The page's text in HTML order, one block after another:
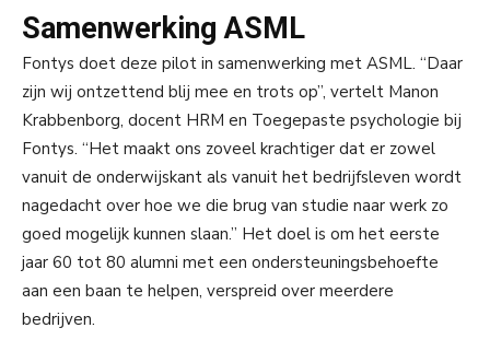
Samenwerking ASML
Fontys doet deze pilot in samenwerking met ASML. “Daar
zijn wij ontzettend blij mee en trots op”, vertelt Manon
Krabbenborg, docent HRM en Toegepaste psychologie bij
Fontys. “Het maakt ons zoveel krachtiger dat er zowel
vanuit de onderwijskant als vanuit het bedrijfsleven wordt
nagedacht over hoe we die brug van studie naar werk zo
goed mogelijk kunnen slaan.” Het doel is om het eerste
jaar 60 tot 80 alumni met een ondersteuningsbehoefte
aan een baan te helpen, verspreid over meerdere
bedrijven.